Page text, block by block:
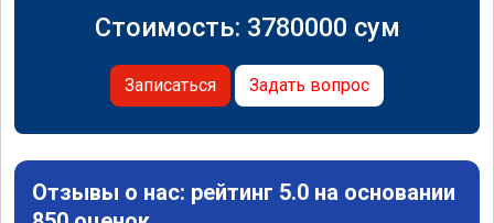
Стоимость: 3780000 сум
Записаться Задать вопрос
Отзывы о нас: рейтинг 5.0 на основании